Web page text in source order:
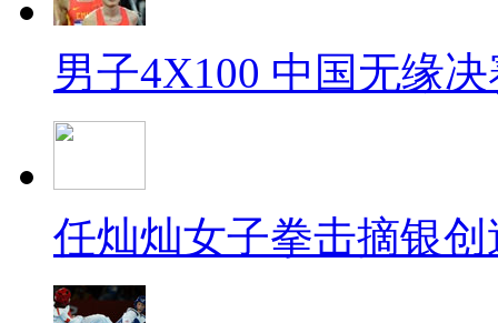
男子4X100 中国无缘
任灿灿女子拳击摘银